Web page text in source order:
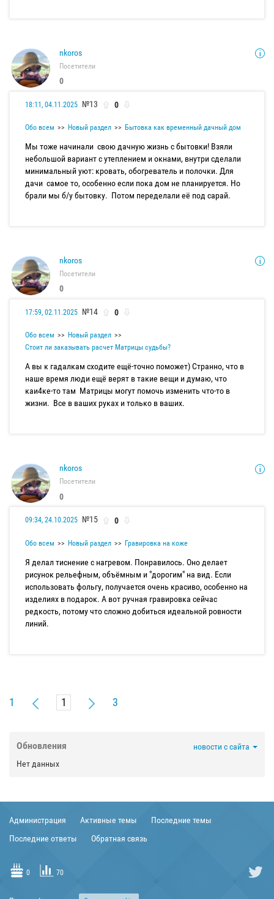
nkoros
Посетители
0
18:11, 04.11.2025 №13 0
Обо всем Новый раздел Бытовка как временный дачный дом
Мы тоже начинали свою дачную жизнь с бытовки! Взяли
небольшой вариант с утеплением и окнами, внутри сделали
минимальный уют: кровать, обогреватель и полочки. Для
дачи самое то, особенно если пока дом не планируется. Но
брали мы б/у бытовку. Потом переделали её под сарай.
nkoros
Посетители
0
17:59, 02.11.2025 №14 0
Обо всем
Новый раздел
Стоит ли заказывать расчет Матрицы судьбы?
А вы к гадалкам сходите ещё-точно поможет) Странно, что в
наше время люди ещё верят в такие вещи и думаю, что
каи4ке-то там Матрицы могут помочь изменить что-то в
жизни. Все в ваших руках и только в ваших.
nkoros
Посетители
0
09:34, 24.10.2025 №15 0
Обо всем Новый раздел Гравировка на коже
Я делал тиснение с нагревом. Понравилось. Оно делает
рисунок рельефным, объёмным и "дорогим" на вид. Если
использовать фольгу, получается очень красиво, особенно на
изделиях в подарок. А вот ручная гравировка сейчас
редкость, потому что сложно добиться идеальной ровности
линий.
1 3
Обновления
новости с сайта
Нет данных
Администрация Активные темы
Последние темы
Последние ответы
Обратная связь
0 70